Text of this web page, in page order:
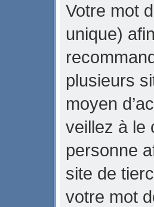
Votre mot
unique)
plusieurs
moyen
veillez à le
personne
site de
votre mot